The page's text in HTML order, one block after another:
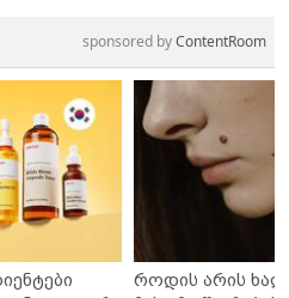
sponsored byContentRoom
როდის არის